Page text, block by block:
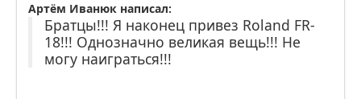
Артём Иванюк написал:
Братцы!!! Я наконец привез Roland FR-
18!!! Однозначно великая вещь!!! Не
могу наиграться!!!